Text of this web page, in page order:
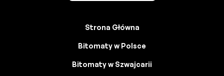
Strona Główna
Bitomaty w Polsce
Bitomaty w Szwajcarii